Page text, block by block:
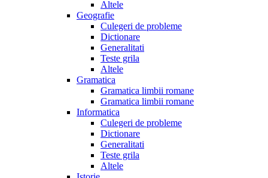
Altele
Geografie
Culegeri de probleme
Dictionare
Generalitati
Teste grila
Altele
Gramatica
Gramatica limbii romane
Gramatica limbii romane
Informatica
Culegeri de probleme
Dictionare
Generalitati
Teste grila
Altele